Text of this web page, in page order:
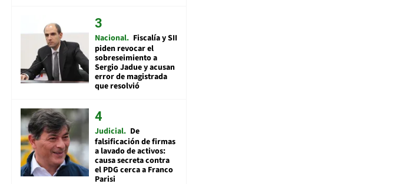
Nacional Fiscalía y SII
piden revocar el
sobreseimiento a
Sergio Jadue y acusan
error de magistrada
que resolvió
Judicial De
falsificación de firmas
a lavado de activos:
causa secreta contra
el PDG cerca a Franco
Parisi